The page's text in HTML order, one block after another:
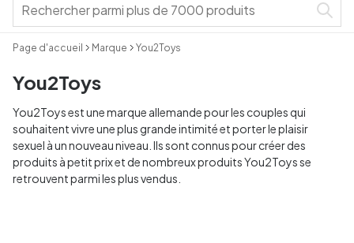
Page d'accueil Marque You2Toys
You2Toys
You2Toys est une marque allemande pour les couples qui
souhaitent vivre une plus grande intimité et porter le plaisir
sexuel à un nouveau niveau. Ils sont connus pour créer des
produits à petit prix et de nombreux produits You2Toys se
retrouvent parmi les plus vendus.